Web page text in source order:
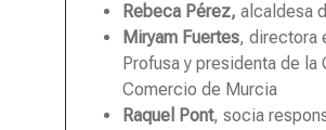
Rebeca Pérez, alcaldesa
Miryam Fuertes, directora
Profusa y presidenta de la
Comercio de Murcia
Raquel Pont, socia